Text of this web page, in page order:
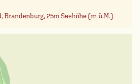
Brandenburg, 25m Seehöhe (m ü.M.)